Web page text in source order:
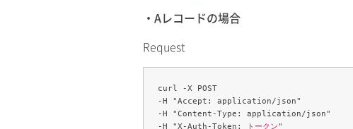
・Aレコードの場合
Request
curl -X POST
-H "Accept: application/json"
-H "Content-Type: application/json"
-H "X-Auth-Token:
トークン"